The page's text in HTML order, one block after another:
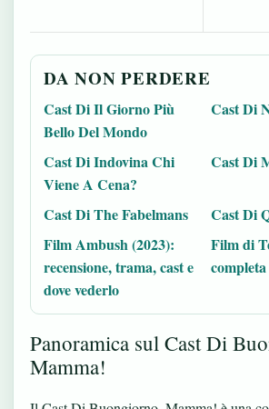
DA NON PERDERE
Cast Di Il Giorno Più
Bello Del Mondo
Cast Di
Cast Di Indovina Chi
Viene A Cena?
Cast Di
Cast Di The Fabelmans
Cast Di
Film Ambush (2023):
recensione, trama, cast e
dove vederlo
Film di
Panoramica sul Cast Di
Mamma!